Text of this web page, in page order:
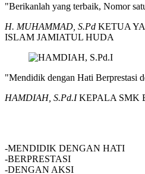
"Berikanlah yang terbaik, Nomor
H. MUHAMMAD, S.Pd KETUA
ISLAM JAMIATUL HUDA
"Mendidik dengan Hati Berprestasi
HAMDIAH, S.Pd.IKEPALA SMK
-MENDIDIK DENGAN HATI
-BERPRESTASI
-DENGAN AKSI